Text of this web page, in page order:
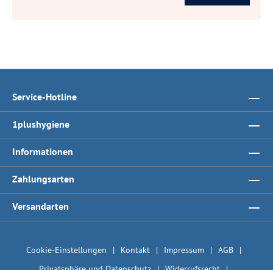
Service-Hotline
1plushygiene
Informationen
Zahlungsarten
Versandarten
Cookie-Einstellungen Kontakt Impressum
AGB